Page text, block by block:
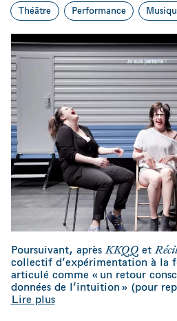
Théâtre Performance
Poursuivant, après KKQQet
collectif d’expérimentation à la
articulé comme « un retour
données de l’intuition » (pour
Lire plus